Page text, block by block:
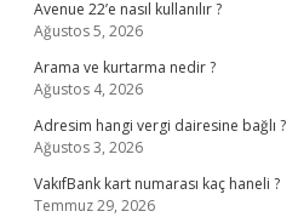
Avenue 22’e nasıl kullanılır ?
Ağustos 5, 2026
Arama ve kurtarma nedir ?
Ağustos 4, 2026
Adresim hangi vergi dairesine bağlı ?
Ağustos 3, 2026
VakıfBank kart numarası kaç haneli ?
Temmuz 29, 2026